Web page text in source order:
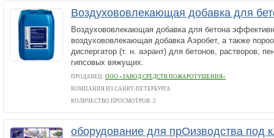
Воздухововлекающая добавка для
Воздухововлекающая добавка для бетона
воздухововлекающая добавка Аэробет, а также
диспергатор (т. н. аэрант) для бетонов, растворов,
гипсовых вяжущих.
ПРОДАВЕЦ: ООО «ЗАВОД СРЕДСТВ ПОЖАРОТУШЕНИЯ»
КОМПАНИЯ ИЗ САНКТ-ПЕТЕРБУРГА
КОЛИЧЕСТВО ПРОСМОТРОВ: 2
оборудование для прОизводства под